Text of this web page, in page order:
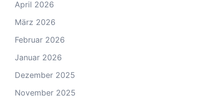
April 2026
März 2026
Februar 2026
Januar 2026
Dezember 2025
November 2025